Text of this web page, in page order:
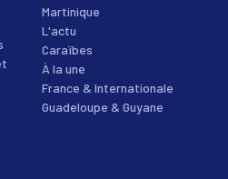
Martinique
L'actu
Caraïbes
À la une
France & Internationale
Guadeloupe & Guyane